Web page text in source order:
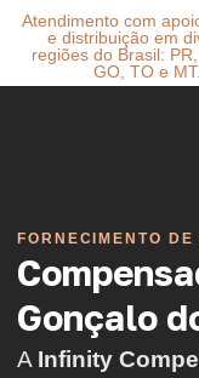
Atendimento com
e distribuição em
regiões do Brasil: PR,
GO, TO e MT.
FORNECIMENTO
Gonçalo
A Infinity